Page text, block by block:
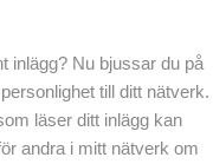
inlägg? Nu bjussar du på
till ditt nätverk.
läser ditt inlägg kan
andra i mitt nätverk om